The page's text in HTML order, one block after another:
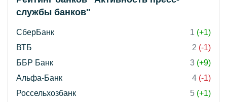
службы банков"
СберБанк 1 (+1)
ВТБ
2 (-1)
ББР Банк
3 (+9)
Альфа-Банк
4 (-1)
Россельхозбанк
5 (+1)